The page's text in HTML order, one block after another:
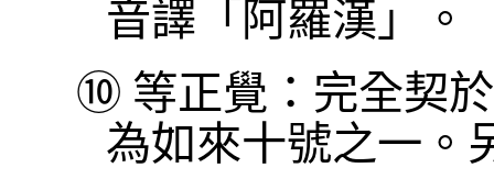
音譯「阿羅漢」。
⑩ 等正覺：完全契
為如來十號之一。